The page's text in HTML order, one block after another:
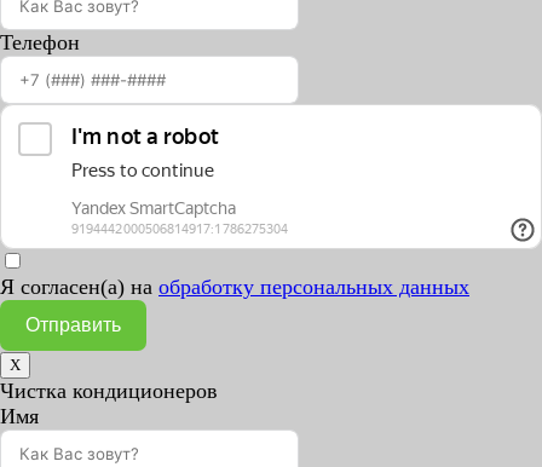
Телефон
Я согласен(а) на обработку персональных данных
Отправить
X
Чистка кондиционеров
Имя